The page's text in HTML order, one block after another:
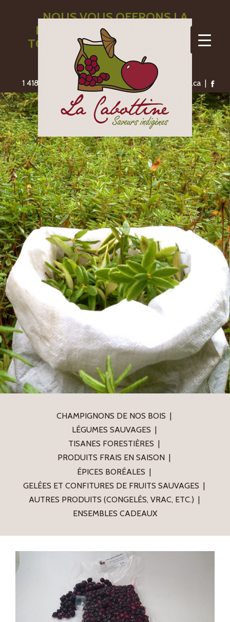
NOUS VOUS OFFRONS LA
LIVRAISON GRATUITE POUR
TOUTE COMMANDE DE 110$ ET
PLUS
1 418-775-1306 | saveursindigenes@lacabottine.ca |
CHAMPIGNONS DE NOS BOIS
LÉGUMES SAUVAGES
TISANES FORESTIÈRES
PRODUITS FRAIS EN SAISON
ÉPICES BORÉALES
GELÉES ET CONFITURES DE FRUITS SAUVAGES
AUTRES PRODUITS (CONGELÉS, VRAC, ETC.)
ENSEMBLES CADEAUX